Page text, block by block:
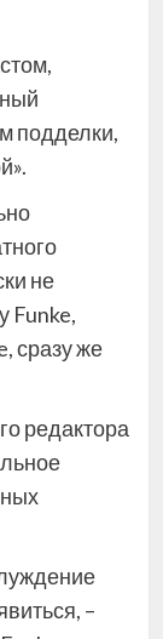
подделки,
не
Funke,
сразу же
редактора
–